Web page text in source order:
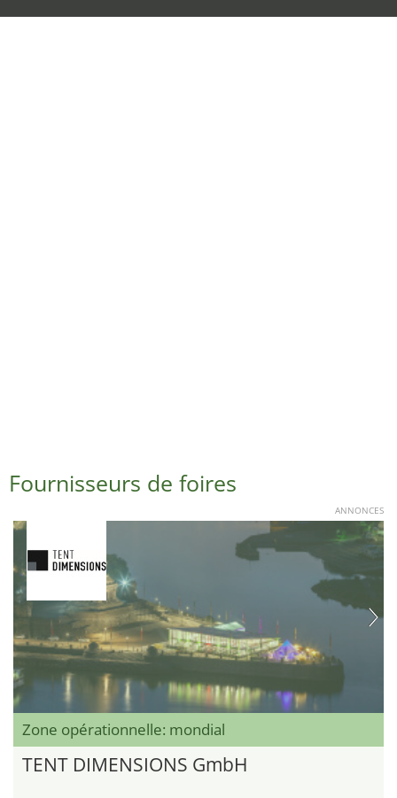
Fournisseurs de foires
ANNONCES
Zone opérationnelle: mondial
TENT DIMENSIONS GmbH